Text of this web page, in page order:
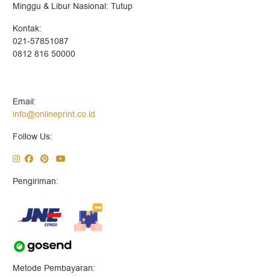
Minggu & Libur Nasional: Tutup
Kontak:
021-57851087
0812 816 50000
Email:
info@onlineprint.co.id
Follow Us:
Pengiriman:
Metode Pembayaran: